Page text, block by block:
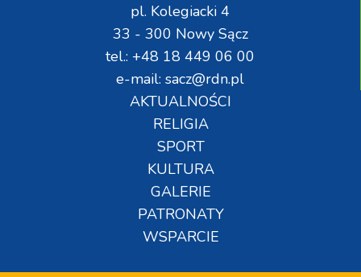
pl. Kolegiacki 4
33 - 300 Nowy Sącz
tel.: +48 18 449 06 00
e-mail: sacz@rdn.pl
AKTUALNOŚCI
RELIGIA
SPORT
KULTURA
GALERIE
PATRONATY
WSPARCIE